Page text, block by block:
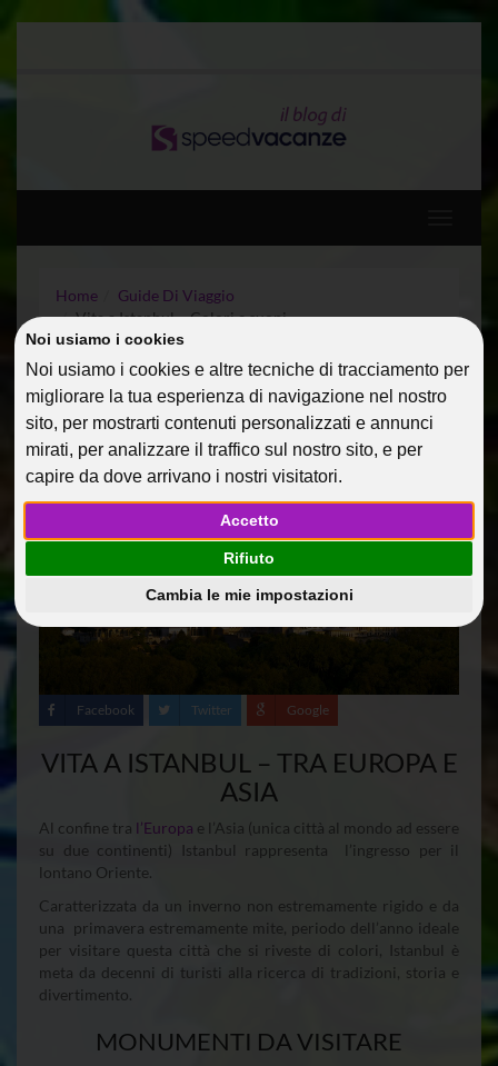
Noi usiamo i cookies
Noi usiamo i cookies e altre tecniche di tracciamento per
migliorare la tua esperienza di navigazione nel nostro
sito, per mostrarti contenuti personalizzati e annunci
mirati, per analizzare il traffico sul nostro sito, e per
capire da dove arrivano i nostri visitatori.
Accetto
Rifiuto
Cambia le mie impostazioni
Home
Guide Di Viaggio
Vita a Istanbul – Colori e suoni
VITA A ISTANBUL – COLORI
E SUONI
26 Nov 2013 Guide Di Viaggio PialauraM
Facebook Twitter Google
VITA A ISTANBUL – TRA EUROPA E
ASIA
Al confine tra l’Europa e l’Asia (unica città al mondo ad essere
su due continenti) Istanbul rappresenta l’ingresso per il
lontano Oriente.
Caratterizzata da un inverno non estremamente rigido e da
una primavera estremamente mite, periodo dell’anno ideale
per visitare questa città che si riveste di colori, Istanbul è
meta da decenni di turisti alla ricerca di tradizioni, storia e
divertimento.
MONUMENTI DA VISITARE